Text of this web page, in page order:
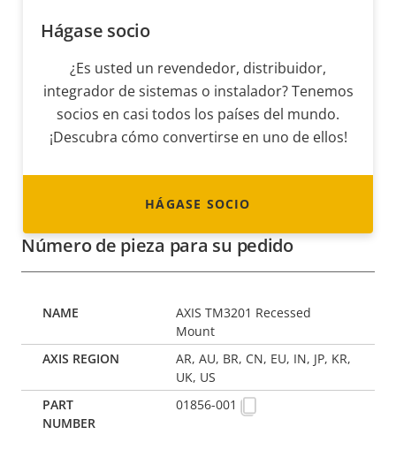
Hágase socio
¿Es usted un revendedor, distribuidor,
integrador de sistemas o instalador? Tenemos
socios en casi todos los países del mundo.
¡Descubra cómo convertirse en uno de ellos!
HÁGASE SOCIO
Número de pieza para su pedido
AXIS TM3201 Recessed
Mount
AR, AU, BR, CN, EU, IN, JP, KR,
UK, US
01856-001